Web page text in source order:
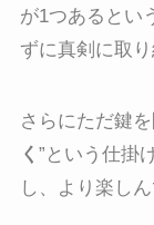
が1つあるとい
ずに真剣に取
さらにただ鍵
く ”という仕掛
し、より楽し